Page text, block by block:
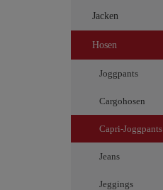
Jacken
Hosen
Joggpants
Cargohosen
Capri-Joggpants
Jeans
Jeggings